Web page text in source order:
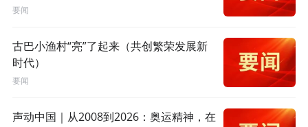
要闻
古巴小渔村“亮”了起来（共创繁荣发展新
时代）
要闻
声动中国｜从2008到2026：奥运精神，在